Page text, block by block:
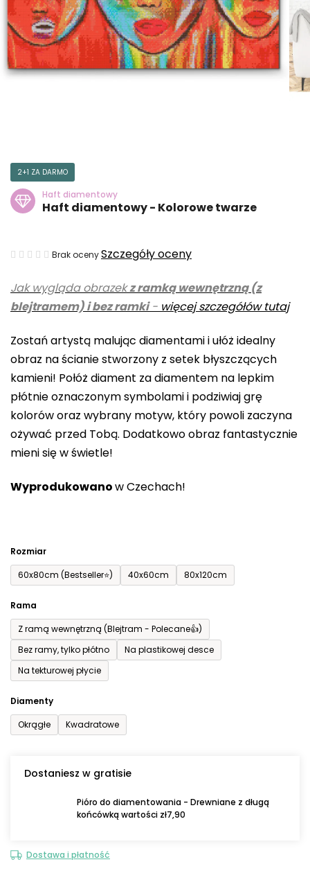
Jak wygląda obrazekz ramką wewnętrzną (z
blejtramem) i bez ramki- więcej szczegółów tutaj
Zostań artystą malując diamentami i ułóż idealny
obraz na ścianie stworzony z setek błyszczących
kamieni! Połóż diament za diamentem na lepkim
płótnie oznaczonym symbolami i podziwiaj grę
kolorów oraz wybrany motyw, który powoli zaczyna
ożywać przed Tobą. Dodatkowo obraz fantastycznie
mieni się w świetle!
Wyprodukowanow Czechach!
Rozmiar
60x80cm (Bestseller⭐)
40x60cm 80x120cm
Rama
Z ramą wewnętrzną (Blejtram - Polecane👍)
Bez ramy, tylko płótno
Na plastikowej desce
Na tekturowej płycie
Diamenty
Okrągłe
Kwadratowe
Dostaniesz w gratisie
Pióro do diamentowania - Drewniane z długą
końcówką wartości zł7,90
Dostawa i płatność
2+1 ZA DARMO
Haft diamentowy
Haft diamentowy - Kolorowe twarze
Średnia
produktu
wynosi
na
5
gwiazdek.
Brak ocenySzczegóły oceny